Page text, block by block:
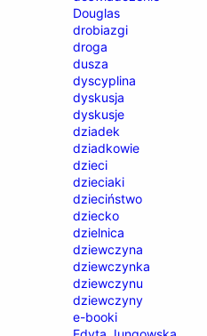
Douglas
drobiazgi
droga
dusza
dyscyplina
dyskusja
dyskusje
dziadek
dziadkowie
dzieci
dzieciaki
dzieciństwo
dziecko
dzielnica
dziewczyna
dziewczynka
dziewczynu
dziewczyny
e-booki